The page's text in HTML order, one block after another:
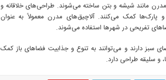
مدرن مانند شیشه و بتن ساخته می‌شوند. طراحی‌های خلاقانه و
کمک می‌کنند. آلاچیق‌های مدرن معمولاً به عنوان
تفریحی در شهرها استفاده می‌شوند.
سبز دارند و می‌توانند به تنوع و جذابیت فضاهای باز کمک
و سلیقه طراحی دارد.